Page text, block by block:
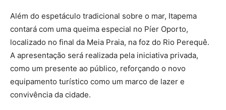
Além do espetáculo tradicional sobre o mar, Itapema
contará com uma queima especial no Píer Oporto,
localizado no final da Meia Praia, na foz do Rio Perequê.
A apresentação será realizada pela iniciativa privada,
como um presente ao público, reforçando o novo
equipamento turístico como um marco de lazer e
convivência da cidade.